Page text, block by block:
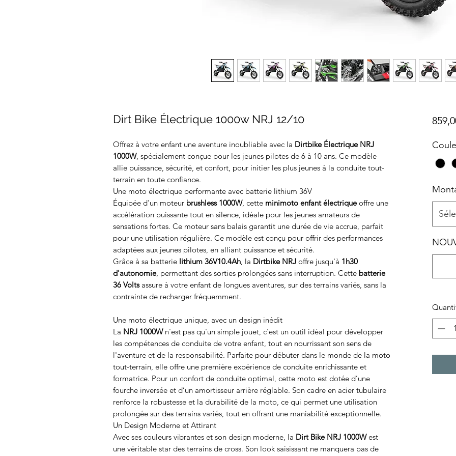
Dirt Bike Électrique 1000w NRJ 12/10
Offrez à votre enfant une aventure inoubliable avec la Dirtbike Électrique NRJ
1000W, spécialement conçue pour les jeunes pilotes de 6 à 10 ans. Ce modèle
allie puissance, sécurité, et confort, pour initier les plus jeunes à la conduite tout-
terrain en toute confiance.
Une moto électrique performante avec batterie lithium 36V
Équipée d'un moteur brushless 1000W, cette minimoto enfant électriqueoffre une
accélération puissante tout en silence, idéale pour les jeunes amateurs de
sensations fortes. Ce moteur sans balais garantit une durée de vie accrue, parfait
pour une utilisation régulière. Ce modèle est conçu pour offrir des performances
adaptées aux jeunes pilotes, en alliant puissance et sécurité.
Grâce à sa batterie lithium 36V10.4Ah, la Dirtbike NRJ offre jusqu'à 1h30
d'autonomie, permettant des sorties prolongées sans interruption. Cette batterie
36 Voltsassure à votre enfant de longues aventures, sur des terrains variés, sans la
contrainte de recharger fréquemment.
Une moto électrique unique, avec un design inédit
La NRJ 1000Wn'est pas qu'un simple jouet, c'est un outil idéal pour développer
les compétences de conduite de votre enfant, tout en nourrissant son sens de
l'aventure et de la responsabilité. Parfaite pour débuter dans le monde de la moto
tout-terrain, elle offre une première expérience de conduite enrichissante et
formatrice. Pour un confort de conduite optimal, cette moto est dotée d’une
fourche inversée et d’un amortisseur arrière réglable. Son cadre en acier tubulaire
renforce la robustesse et la durabilité de la moto, ce qui permet une utilisation
prolongée sur des terrains variés, tout en offrant une maniabilité exceptionnelle.
Un Design Moderne et Attirant
Avec ses couleurs vibrantes et son design moderne, la Dirt Bike NRJ 1000West
une véritable star des terrains de cross. Son look saisissant ne manquera pas de